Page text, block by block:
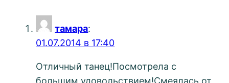
тамара:
01.07.2014 в 17:40
Отличный танец!Посмотрела с